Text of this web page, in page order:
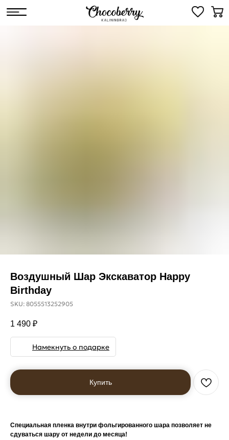
Воздушный Шар Экскаватор Happy
Birthday
SKU: 8055513252905
1 490 ₽
Намекнуть о подарке
Купить
Специальная пленка внутри фольгированного шара позволяет не
сдуваться шару от недели до месяца!